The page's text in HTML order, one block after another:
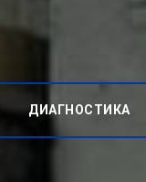
ДИАГНОСТИКА